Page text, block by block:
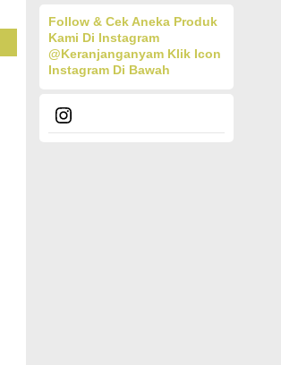
Follow & Cek Aneka Produk
Kami Di Instagram
@keranjanganyam Klik Icon
Instagram Di Bawah